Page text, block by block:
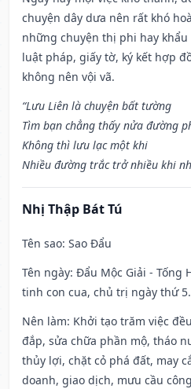
chuyện dây dưa nên rất khó
những chuyện thị phi hay
luật pháp, giấy tờ, ký kết hợp
không nên vội vã.
“Lưu Liên là chuyện bất tường
Tìm bạn chẳng thấy nửa đường
Không thì lưu lạc một khi
Nhiều đường trắc trở nhiều khi
Nhị Thập Bát Tú
Tên sao: Sao Đẩu
Tên ngày: Đẩu Mộc Giải - Tống
tinh con cua, chủ trị ngày thứ 5.
Nên làm: Khởi tạo trăm việc
đắp, sửa chữa phần mộ, tháo
thủy lợi, chặt cỏ phá đất, may
doanh, giao dịch, mưu cầu